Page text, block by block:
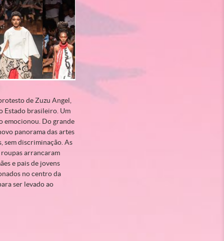
de Zuzu Angel,
Estado brasileiro. Um
emocionou. Do grande
panorama das artes
sem discriminação. As
arrancaram
e pais de jovens
no centro da
ser levado ao